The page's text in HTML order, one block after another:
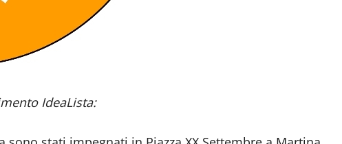
IdeaLista: